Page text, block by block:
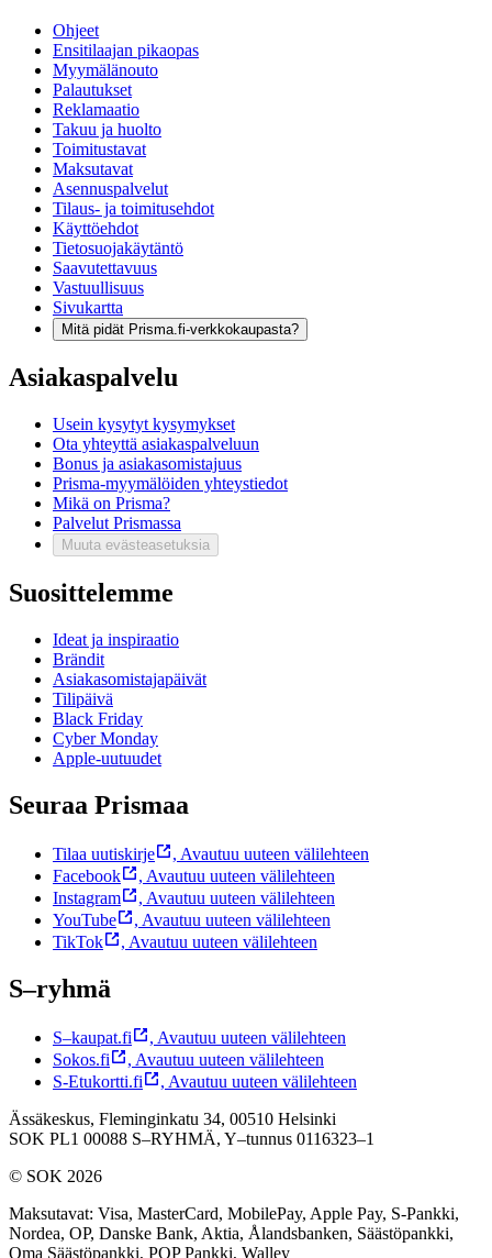
Ohjeet
Ensitilaajan pikaopas
Myymälänouto
Palautukset
Reklamaatio
Takuu ja huolto
Toimitustavat
Maksutavat
Asennuspalvelut
Tilaus- ja toimitusehdot
Käyttöehdot
Tietosuojakäytäntö
Saavutettavuus
Vastuullisuus
Sivukartta
Mitä pidät Prisma.fi-verkkokaupasta?
Asiakaspalvelu
Usein kysytyt kysymykset
Ota yhteyttä asiakaspalveluun
Bonus ja asiakasomistajuus
Prisma-myymälöiden yhteystiedot
Mikä on Prisma?
Palvelut Prismassa
Muuta evästeasetuksia
Suosittelemme
Ideat ja inspiraatio
Brändit
Asiakasomistajapäivät
Tilipäivä
Black Friday
Cyber Monday
Apple-uutuudet
Seuraa Prismaa
Tilaa uutiskirje , Avautuu uuteen välilehteen
Facebook
, Avautuu uuteen välilehteen
Instagram
, Avautuu uuteen välilehteen
YouTube
, Avautuu uuteen välilehteen
TikTok
, Avautuu uuteen välilehteen
S–ryhmä
S–kaupat.fi , Avautuu uuteen välilehteen
Sokos.fi
, Avautuu uuteen välilehteen
S-Etukortti.fi
, Avautuu uuteen välilehteen
Ässäkeskus, Fleminginkatu 34, 00510 Helsinki
SOK PL1 00088 S–RYHMÄ, Y–tunnus 0116323–1
© SOK 2026
Maksutavat: Visa, MasterCard, MobilePay, Apple Pay, S-Pankki,
Nordea, OP, Danske Bank, Aktia, Ålandsbanken, Säästöpankki,
Oma Säästöpankki, POP Pankki, Walley